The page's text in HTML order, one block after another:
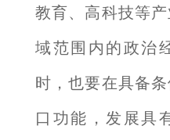
教育、高科技等
域范围内的政治
时，也要在具备
口功能，发展具